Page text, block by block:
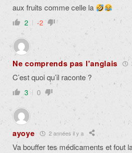
aux fruits comme celle la
2 -2
Ne comprends pas l'anglais
C’est quoi qu’il raconte ?
3 0
ayoye 2 années il y a
Va bouffer tes médicaments et fout